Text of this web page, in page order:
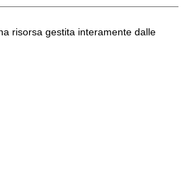
risorsa gestita interamente dalle